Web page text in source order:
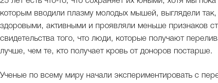
которым вводили плазму молодых мышей, выглядели
здоровыми, активными и проявляли меньше признаков
свидетельства того, что люди, которые получают
лучше, чем те, кто получает кровь от доноров постарше.
Ученые по всему миру начали экспериментировать с